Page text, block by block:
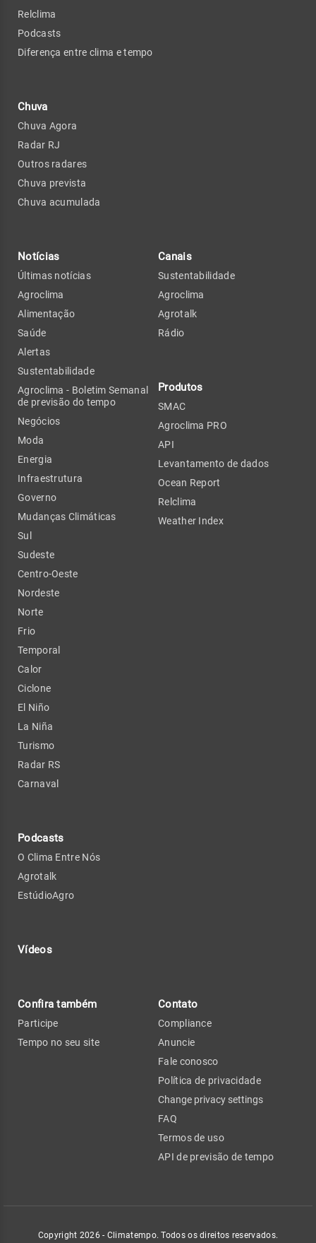
Relclima
Podcasts
Diferença entre clima e tempo
Chuva
Chuva Agora
Radar RJ
Outros radares
Chuva prevista
Chuva acumulada
Notícias
Últimas notícias
Agroclima
Alimentação
Saúde
Alertas
Sustentabilidade
Agroclima - Boletim Semanal
de previsão do tempo
Negócios
Moda
Energia
Infraestrutura
Governo
Mudanças Climáticas
Sul
Sudeste
Centro-Oeste
Nordeste
Norte
Frio
Temporal
Calor
Ciclone
El Niño
La Niña
Turismo
Radar RS
Carnaval
Podcasts
O Clima Entre Nós
Agrotalk
EstúdioAgro
Vídeos
Canais
Sustentabilidade
Agroclima
Agrotalk
Rádio
Produtos
SMAC
Agroclima PRO
API
Levantamento de dados
Ocean Report
Relclima
Weather Index
Confira também
Participe
Tempo no seu site
Contato
Compliance
Anuncie
Fale conosco
Política de privacidade
Change privacy settings
FAQ
Termos de uso
API de previsão de tempo
Copyright 2026 - Climatempo. Todos os direitos reservados.